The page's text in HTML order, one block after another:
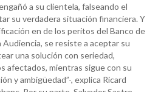
a su clientela, falseando el
su verdadera situación financiera. Y
en de los peritos del Banco de
Audiencia, se resiste a aceptar su
una solución con seriedad,
afectados, mientras sigue con su
y ambigüedad”-, explica Ricard